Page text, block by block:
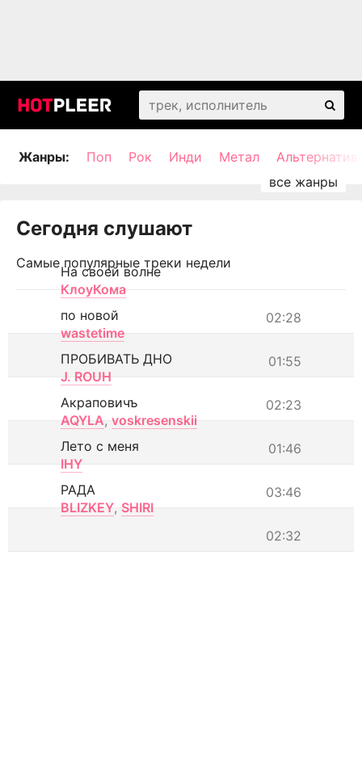
Жанры: Поп Рок Инди Метал
Сегодня слушают
Самые популярные треки недели
На своей волне
КлоуКома
02:28
по новой
wastetime
01:55
ПРОБИВАТЬ ДНО
J. ROUH
02:23
Акраповичъ
AQYLA, voskresenskii
01:46
Лето с меня
IHY
03:46
РАДА
BLIZKEY, SHIRI
02:32